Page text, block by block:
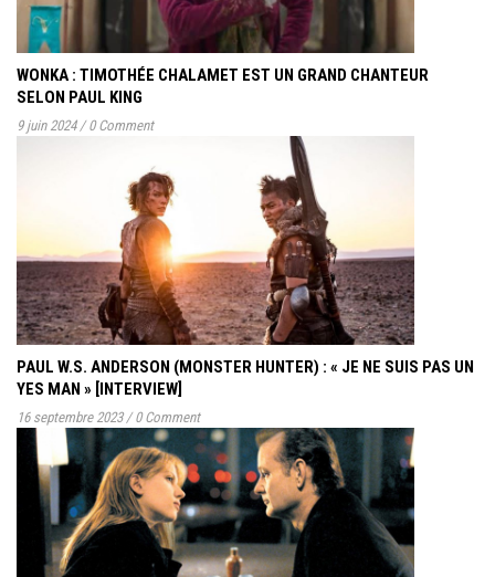
WONKA : TIMOTHÉE CHALAMET EST UN GRAND CHANTEUR
SELON PAUL KING
9 juin 2024 / 0 Comment
PAUL W.S. ANDERSON (MONSTER HUNTER) : « JE NE SUIS PAS UN
YES MAN » [INTERVIEW]
16 septembre 2023 / 0 Comment